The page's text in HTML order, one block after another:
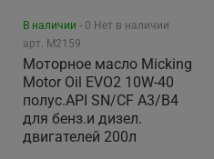
В наличии - 0 Нет в наличии
арт. M2159
Моторное масло Micking
Motor Oil EVO2 10W-40
полус.API SN/CF A3/B4
для бенз.и дизел.
двигателей 200л